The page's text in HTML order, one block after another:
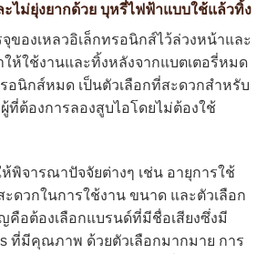
ไม่ยุ่งยากด้วย บุหรี่ไฟฟ้าแบบใช้แล้วทิ้ง
ของเหลวอิเล็กทรอนิกส์ไว้ล่วงหน้าและ
ห้ใช้งานและทิ้งหลังจากแบตเตอรี่หมด
อนิกส์หมด เป็นตัวเลือกที่สะดวกสำหรับ
ที่ต้องการลองสูบไอโดยไม่ต้องใช้
พิจารณาปัจจัยต่างๆ เช่น อายุการใช้
ะดวกในการใช้งาน ขนาด และตัวเลือก
คือต้องเลือกแบรนด์ที่มีชื่อเสียงซึ่งมี
ที่มีคุณภาพ ด้วยตัวเลือกมากมาย การ